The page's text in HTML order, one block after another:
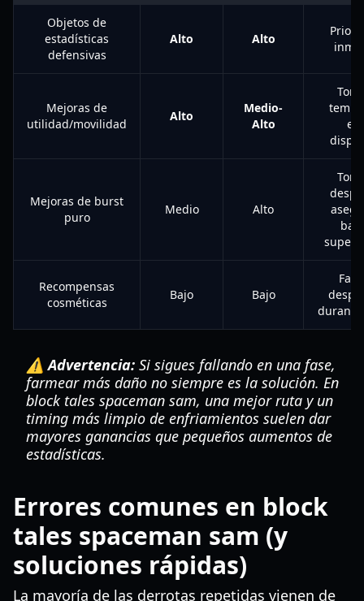
Objetos de
estadísticas
defensivas
Alto Alto
Mejoras de
utilidad/movilidad
Alto
Medio-
Alto
Mejoras de burst
puro
Medio Alto
Recompensas
cosméticas
Bajo Bajo
⚠️ Advertencia: Si sigues fallando en una fase,
farmear más daño no siempre es la solución. En
block tales spaceman sam, una mejor ruta y un
timing más limpio de enfriamientos suelen dar
mayores ganancias que pequeños aumentos de
estadísticas.
Errores comunes en block
tales spaceman sam (y
soluciones rápidas)
La mayoría de las derrotas repetidas vienen de